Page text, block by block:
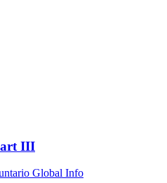
III
Global Info